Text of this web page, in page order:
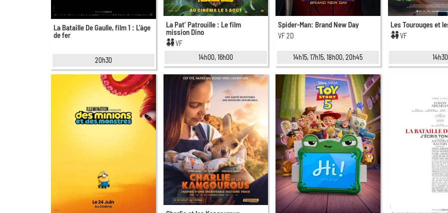
La Bataille De Gaulle, film 1 : L'âge
de fer
20h30
La Pat’ Patrouille : Le film
mission Dino
VF
14h00, 16h00
Spider-Man: Brand New Day
VF 2D
14h15, 17h15, 18h00, 20h45
Les Tourouges et
VF
14h30